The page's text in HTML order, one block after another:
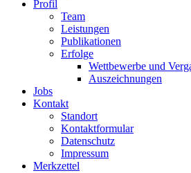
Profil
Team
Leistungen
Publikationen
Erfolge
Wettbewerbe und
Auszeichnungen
Jobs
Kontakt
Standort
Kontaktformular
Datenschutz
Impressum
Merkzettel